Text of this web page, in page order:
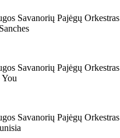
Savanorių Pajėgų Orkestras
Savanorių Pajėgų Orkestras
You
Savanorių Pajėgų Orkestras